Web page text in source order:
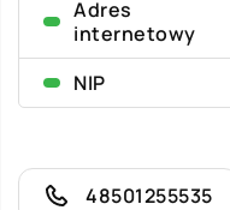
Adres
internetowy
NIP
48501255535